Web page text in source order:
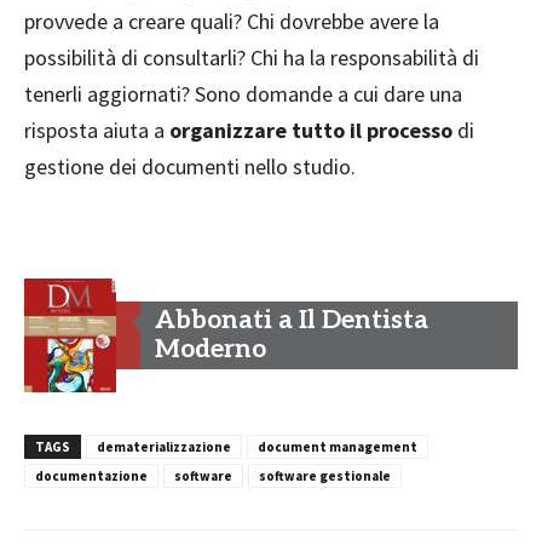
provvede a creare quali? Chi dovrebbe avere la
possibilità di consultarli? Chi ha la responsabilità di
tenerli aggiornati? Sono domande a cui dare una
risposta aiuta a organizzare tutto il processo di
gestione dei documenti nello studio.
Abbonati a Il Dentista
Moderno
TAGS dematerializzazione
document management
documentazione
software software gestionale